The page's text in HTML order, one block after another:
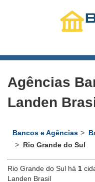
Agências
Landen
Bancos e Agências
Rio Grande do Sul
Rio Grande do Sul há 1
Landen Brasil